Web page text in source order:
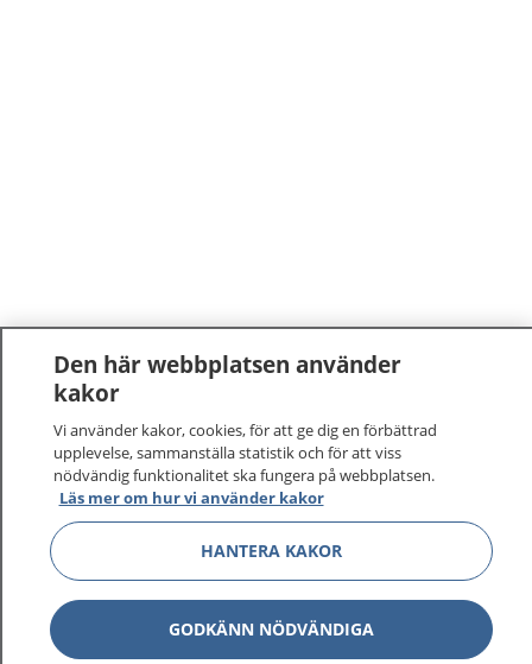
Den här webbplatsen använder
kakor
Vi använder kakor, cookies, för att ge dig en förbättrad
upplevelse, sammanställa statistik och för att viss
nödvändig funktionalitet ska fungera på webbplatsen.
Läs mer om hur vi använder kakor
HANTERA KAKOR
GODKÄNN NÖDVÄNDIGA